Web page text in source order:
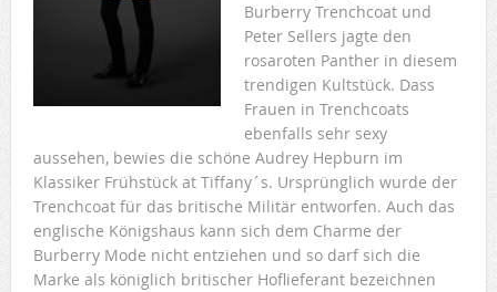
Burberry Trenchcoat und
Peter Sellers jagte den
rosaroten Panther in diesem
trendigen Kultstück. Dass
Frauen in Trenchcoats
ebenfalls sehr sexy
aussehen, bewies die schöne Audrey Hepburn im
Klassiker Frühstück at Tiffany´s. Ursprünglich wurde der
Trenchcoat für das britische Militär entworfen. Auch das
englische Königshaus kann sich dem Charme der
Burberry Mode nicht entziehen und so darf sich die
Marke als königlich britischer Hoflieferant bezeichnen